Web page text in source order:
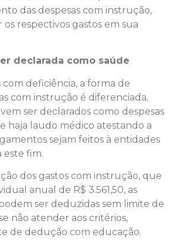
das despesas com instrução,
respectivos gastos em sua
declarada como saúde
deficiência, a forma de
com instrução é diferenciada.
ser declarados como despesas
haja laudo médico atestando a
sejam feitos à entidades
este fim.
dos gastos com instrução, que
anual de R$ 3.561,50, as
ser deduzidas sem limite de
não atender aos critérios,
de dedução com educação.